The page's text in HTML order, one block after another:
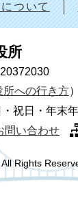
ついて
所
所への行き方）
祝日・年末
問い合わせ
Rights